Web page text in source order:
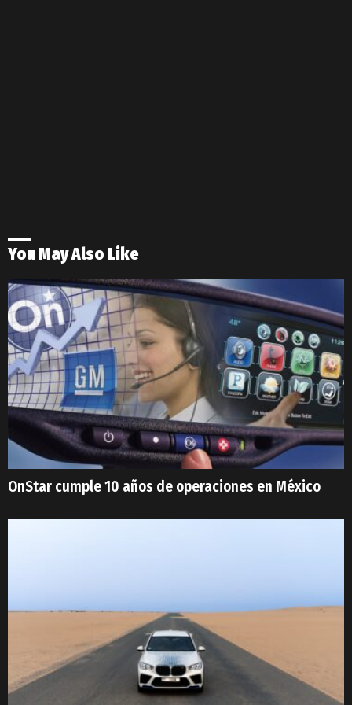
You May Also Like
OnStar cumple 10 años de operaciones en México